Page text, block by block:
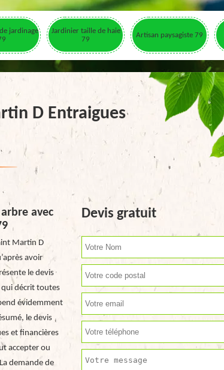
jardinage
Jardinier taille de haie
79
Artisan paysagiste 79
D Entraigues
avec
Martin D
avoir
le devis
qui décrit toutes
évidemment
le devis
et financières
accepter ou
demande de
Devis gratuit